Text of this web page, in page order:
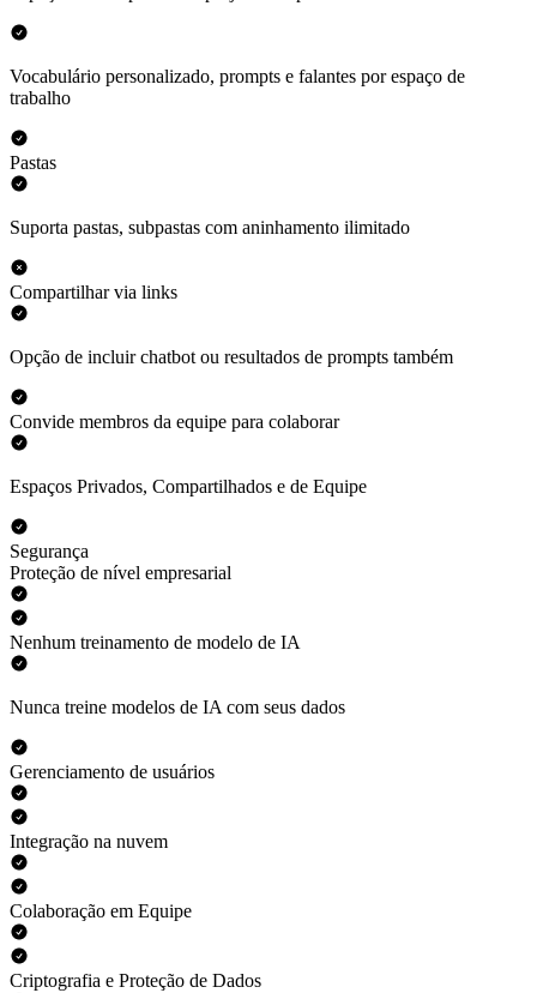
Vocabulário personalizado, prompts e falantes por espaço de
trabalho
Pastas
Suporta pastas, subpastas com aninhamento ilimitado
Compartilhar via links
Opção de incluir chatbot ou resultados de prompts também
Convide membros da equipe para colaborar
Espaços Privados, Compartilhados e de Equipe
Segurança
Proteção de nível empresarial
Nenhum treinamento de modelo de IA
Nunca treine modelos de IA com seus dados
Gerenciamento de usuários
Integração na nuvem
Colaboração em Equipe
Criptografia e Proteção de Dados